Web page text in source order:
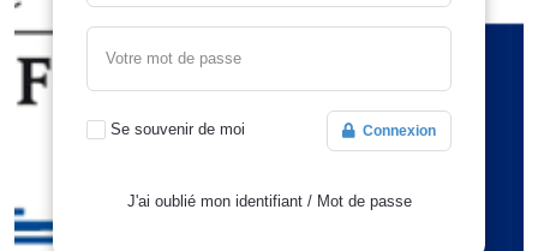
Votre mot de passe
Se souvenir de moi Connexion
J'ai oublié mon identifiant/ Mot de passe